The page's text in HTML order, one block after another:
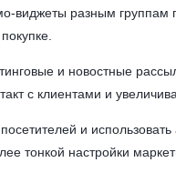
виджеты разным группам
покупке.
и новостные
с клиентами и
и
тонкой настройки